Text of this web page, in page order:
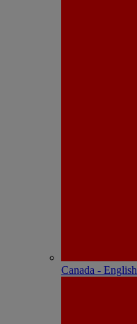
Canada - English